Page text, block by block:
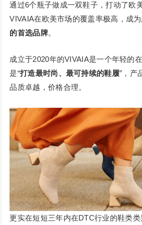
通过6个瓶子做成一双鞋子，打动了欧
VIVAIA在欧美市场的覆盖率极高，成
的首选品牌。
成立于2020年的VIVAIA是一个年轻的
是“打造最时尚、最可持续的鞋履”，产
品质卓越，价格合理。
更实在短短三年内在DTC行业的鞋类